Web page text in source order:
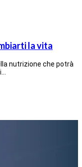
la vita
nutrizione che potrà